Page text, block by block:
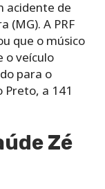
acidente de
(MG). A PRF
que o músico
o veículo
para o
Preto, a 141
Zé